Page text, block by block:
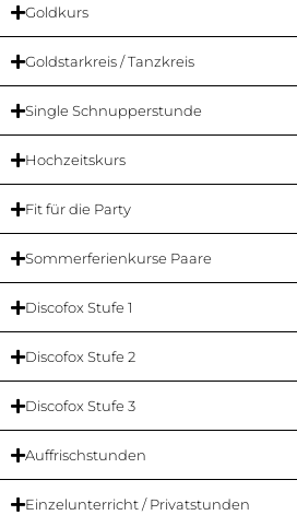
Goldkurs
Goldstarkreis / Tanzkreis
Single Schnupperstunde
Hochzeitskurs
Fit für die Party
Sommerferienkurse Paare
Discofox Stufe 1
Discofox Stufe 2
Discofox Stufe 3
Auffrischstunden
Einzelunterricht / Privatstunden